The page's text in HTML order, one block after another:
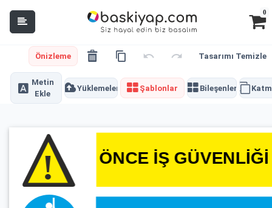
0
Önizleme Tasarımı Temizle
Metin
Ekle
Yüklemeler Şablonlar Bileşenler